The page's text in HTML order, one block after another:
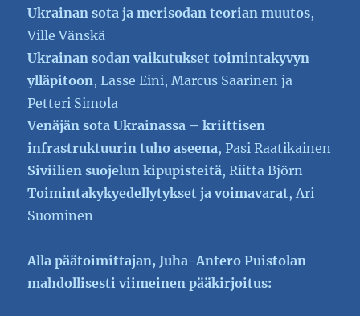
Ukrainan sota ja merisodan teorian muutos,
Ville Vänskä
Ukrainan sodan vaikutukset toimintakyvyn
ylläpitoon, Lasse Eini, Marcus Saarinen ja
Petteri Simola
Venäjän sota Ukrainassa – kriittisen
infrastruktuurin tuho aseena, Pasi Raatikainen
Siviilien suojelun kipupisteitä, Riitta Björn
Toimintakykyedellytykset ja voimavarat, Ari
Suominen
Alla päätoimittajan, Juha-Antero Puistolan
mahdollisesti viimeinen pääkirjoitus: